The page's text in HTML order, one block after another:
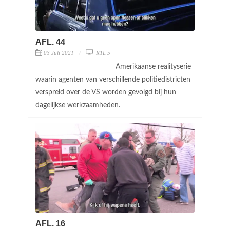
AFL. 44
03 Juli 2021 RTL 5
Amerikaanse realityserie
waarin agenten van verschillende politiedistricten
verspreid over de VS worden gevolgd bij hun
dagelijkse werkzaamheden.
AFL. 16